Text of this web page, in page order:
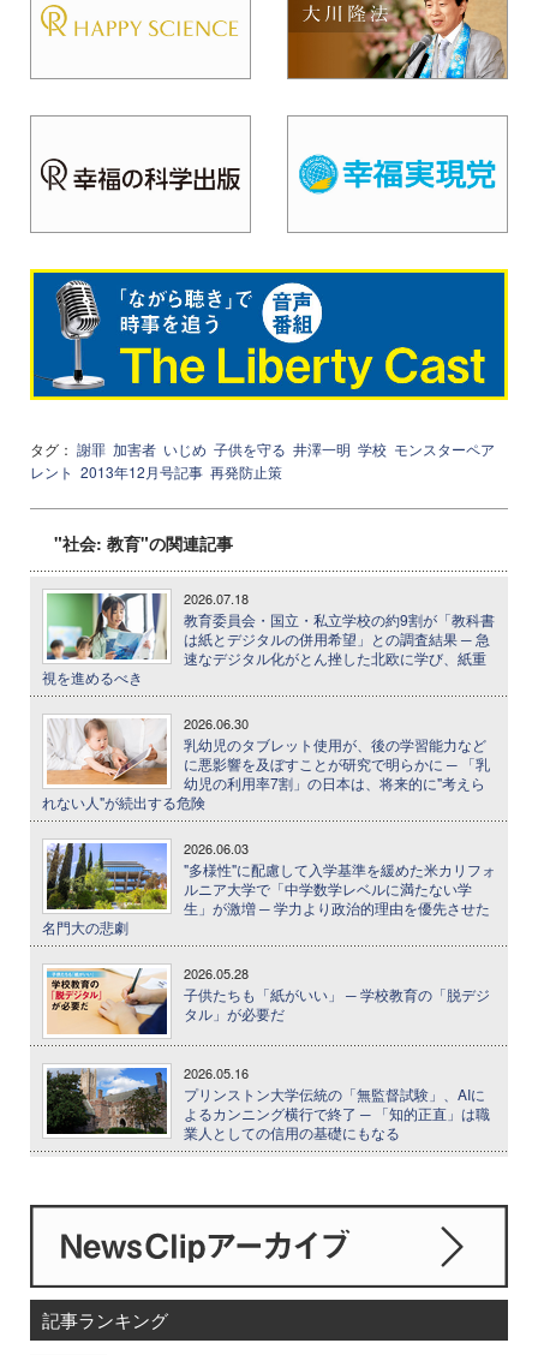
タグ： 謝罪 加害者 いじめ 子供を守る 井澤一明 学校 モンスターペア
レント 2013年12月号記事 再発防止策
"社会: 教育"の関連記事
2026.07.18
教育委員会・国立・私立学校の約9割が「教科書
は紙とデジタルの併用希望」との調査結果 ─ 急
速なデジタル化がとん挫した北欧に学び、紙重
視を進めるべき
2026.06.30
乳幼児のタブレット使用が、後の学習能力など
に悪影響を及ぼすことが研究で明らかに ─ 「乳
幼児の利用率7割」の日本は、将来的に"考えら
れない人"が続出する危険
2026.06.03
"多様性"に配慮して入学基準を緩めた米カリフォ
ルニア大学で「中学数学レベルに満たない学
生」が激増 ─ 学力より政治的理由を優先させた
名門大の悲劇
2026.05.28
子供たちも「紙がいい」 ─ 学校教育の「脱デジ
タル」が必要だ
2026.05.16
プリンストン大学伝統の「無監督試験」、AIに
よるカンニング横行で終了 ─ 「知的正直」は職
業人としての信用の基礎にもなる
記事ランキング